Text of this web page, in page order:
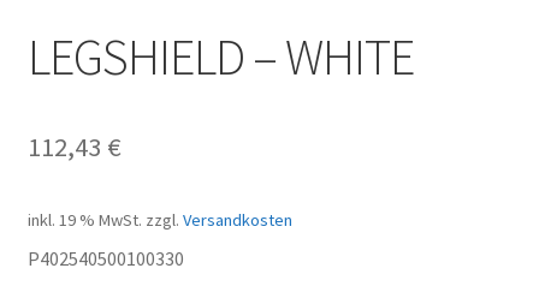
LEGSHIELD – WHITE
112,43 €
inkl. 19 % MwSt. zzgl. Versandkosten
P402540500100330